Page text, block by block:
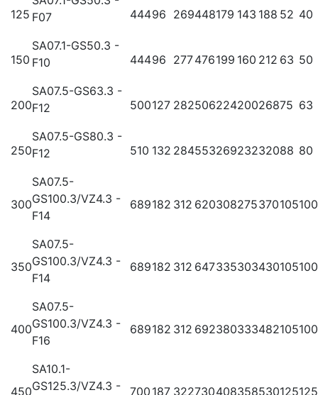
125 F07
44496 269448179 143 188 52 40
150
SA07.1-GS50.3 -
F10
44496 277476199 160 212 63 50
200
SA07.5-GS63.3 -
F12
500127 28250622420026875 63
250
SA07.5-GS80.3 -
F12
510 132 28455326923232088 80
300
SA07.5-
GS100.3/VZ4.3 -
F14
689182 312 620308275370105100
350
SA07.5-
GS100.3/VZ4.3 -
F14
689182 312 647335303430105100
400
SA07.5-
GS100.3/VZ4.3 -
F16
689182 312 692380333482105100
450
SA10.1-
GS125.3/VZ4.3 -
700 187 322730408358530125125